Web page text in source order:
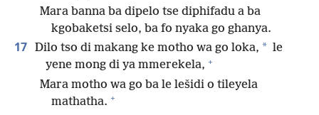
Mara banna ba dipelo tse diphifadu a ba
kgobaketsi selo, ba fo nyaka go ghanya.
17 Dilo tso di makang ke motho wa go loka, * le
yene mong di ya mmerekela, +
Mara motho wa go ba le lešidi o tileyela
mathatha. +